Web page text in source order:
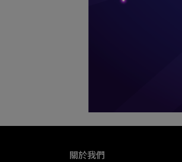
關於我們